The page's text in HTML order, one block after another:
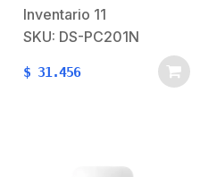
gratuito sobre Ax Home
de
HikVision Características
principales:Ethernet 1
55 x 13.45 x 24
Inventario 11
SKU: DS-PC201N
$ 31.456